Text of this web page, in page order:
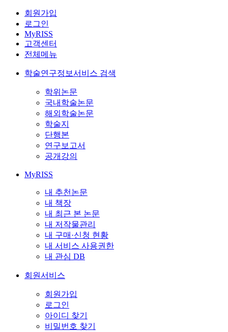
회원가입
로그인
MyRISS
고객센터
전체메뉴
학술연구정보서비스 검색
학위논문
국내학술논문
해외학술논문
학술지
단행본
연구보고서
공개강의
MyRISS
내 추천논문
내 책장
내 최근 본 논문
내 저작물관리
내 구매·신청 현황
내 서비스 사용권한
내 관심 DB
회원서비스
회원가입
로그인
아이디 찾기
비밀번호 찾기